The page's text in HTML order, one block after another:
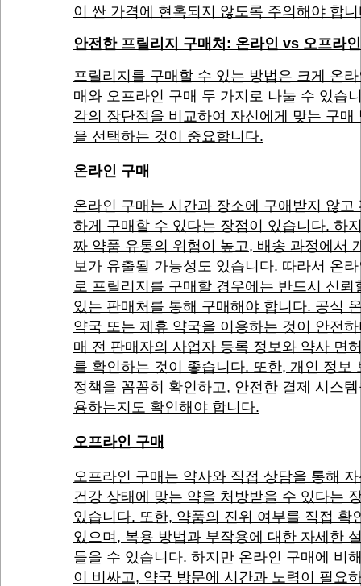
이 싼 가격에 현혹되지 않도록 주의해야 합
안전한 프릴리지 구매처: 온라인 vs 오프라
프릴리지를 구매할 수 있는 방법은 크게 온
매와 오프라인 구매 두 가지로 나눌 수 있습
각의 장단점을 비교하여 자신에게 맞는 구매
을 선택하는 것이 중요합니다.
온라인 구매
온라인 구매는 시간과 장소에 구애받지 않고
하게 구매할 수 있다는 장점이 있습니다. 하
짜 약품 유통의 위험이 높고, 배송 과정에서
보가 유출될 가능성도 있습니다. 따라서 온
로 프릴리지를 구매할 경우에는 반드시 신뢰
있는 판매처를 통해 구매해야 합니다. 공식
약국 또는 제휴 약국을 이용하는 것이 안전
매 전 판매자의 사업자 등록 정보와 약사 면
를 확인하는 것이 좋습니다. 또한, 개인 정보
정책을 꼼꼼히 확인하고, 안전한 결제 시스
용하는지도 확인해야 합니다.
오프라인 구매
오프라인 구매는 약사와 직접 상담을 통해
건강 상태에 맞는 약을 처방받을 수 있다는
있습니다. 또한, 약품의 진위 여부를 직접 확
있으며, 복용 방법과 부작용에 대한 자세한
들을 수 있습니다. 하지만 온라인 구매에 비
이 비싸고, 약국 방문에 시간과 노력이 필요